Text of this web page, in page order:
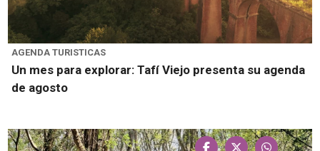
AGENDA TURISTICAS
Un mes para explorar: Tafí Viejo presenta su agenda
de agosto